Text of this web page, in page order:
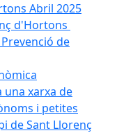
Abril 2025
d'Hortons
de
una xarxa de
i petites
de Sant Llorenç